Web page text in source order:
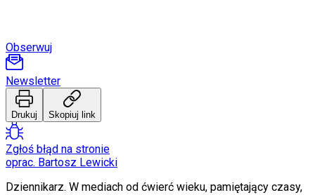
Muzyka
Recenzje
Zapowiedzi
Kultura
Książki
Sztuka
Teatr
Magia
Obserwuj
Newsletter
Drukuj Skopiuj link
Zgłoś błąd na stronie
oprac. Bartosz Lewicki
Dziennikarz. W mediach od ćwierć wieku, pamiętający czasy,